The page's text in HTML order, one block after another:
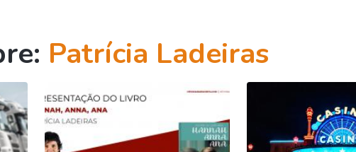
Patrícia Ladeiras